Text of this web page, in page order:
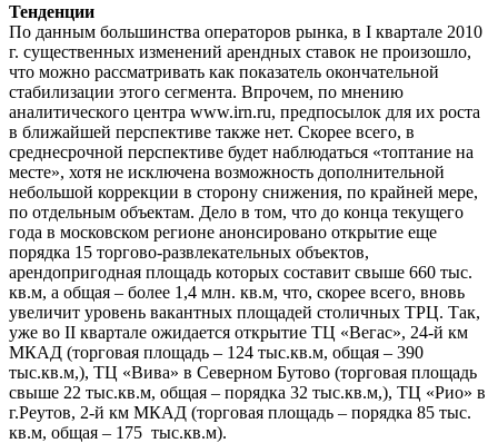
Тенденции
По данным большинства операторов рынка, в I квартале 2010
г. существенных изменений арендных ставок не произошло,
что можно рассматривать как показатель окончательной
стабилизации этого сегмента. Впрочем, по мнению
аналитического центра www.irn.ru, предпосылок для их роста
в ближайшей перспективе также нет. Скорее всего, в
среднесрочной перспективе будет наблюдаться «топтание на
месте», хотя не исключена возможность дополнительной
небольшой коррекции в сторону снижения, по крайней мере,
по отдельным объектам. Дело в том, что до конца текущего
года в московском регионе анонсировано открытие еще
порядка 15 торгово-развлекательных объектов,
арендопригодная площадь которых составит свыше 660 тыс.
кв.м, а общая – более 1,4 млн. кв.м, что, скорее всего, вновь
увеличит уровень вакантных площадей столичных ТРЦ. Так,
уже во II квартале ожидается открытие ТЦ «Вегас», 24-й км
МКАД (торговая площадь – 124 тыс.кв.м, общая – 390
тыс.кв.м,), ТЦ «Вива» в Северном Бутово (торговая площадь
свыше 22 тыс.кв.м, общая – порядка 32 тыс.кв.м,), ТЦ «Рио» в
г.Реутов, 2-й км МКАД (торговая площадь – порядка 85 тыс.
кв.м, общая – 175 тыс.кв.м).